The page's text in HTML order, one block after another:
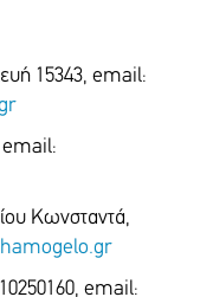
15343, email:
email:
Κωνσταντά,
email: